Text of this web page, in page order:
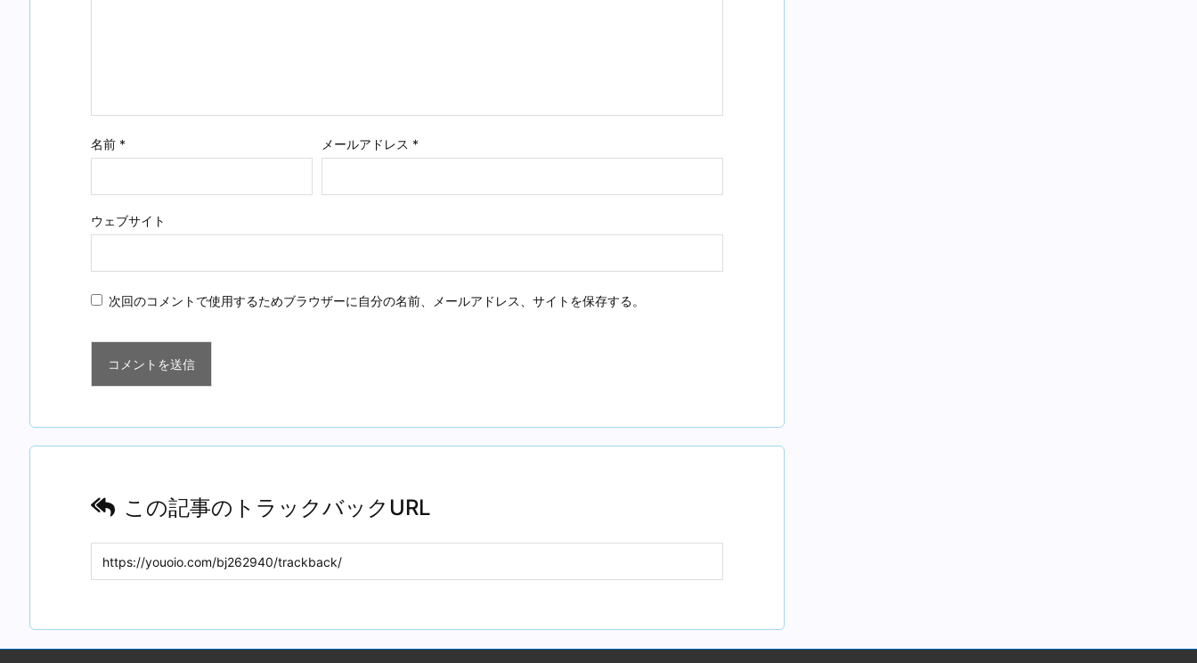
名前 * メールアドレス *
ウェブサイト
次回のコメントで使用するためブラウザーに自分の名前、メールアドレス、サイトを保存する。
この記事のトラックバックURL